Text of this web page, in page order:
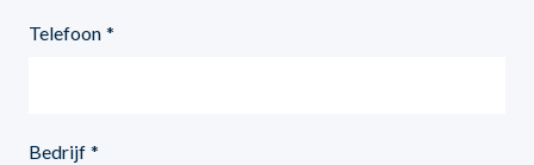
Telefoon
Bedrijf